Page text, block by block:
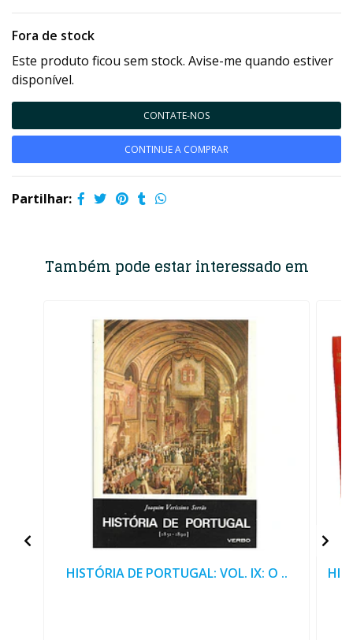
Fora de stock
Este produto ficou sem stock. Avise-me quando estiver
disponível.
CONTATE-NOS
CONTINUE A COMPRAR
Partilhar:
Também pode estar interessado em
HISTÓRIA DE PORTUGAL: VOL. IX: O ..